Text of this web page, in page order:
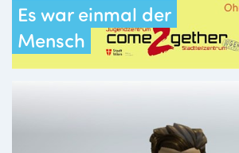
Es war einmal der
Mensch